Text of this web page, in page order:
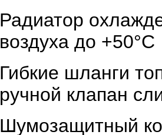
Радиатор
воздуха до +50°С
Гибкие шланги
ручной клапан
Шумозащитный